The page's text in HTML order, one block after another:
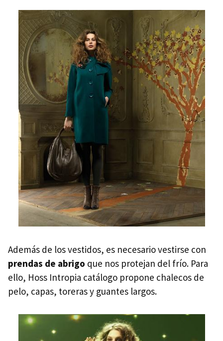
Además de los vestidos, es necesario vestirse con
prendas de abrigo que nos protejan del frío. Para
ello, Hoss Intropia catálogo propone chalecos de
pelo, capas, toreras y guantes largos.